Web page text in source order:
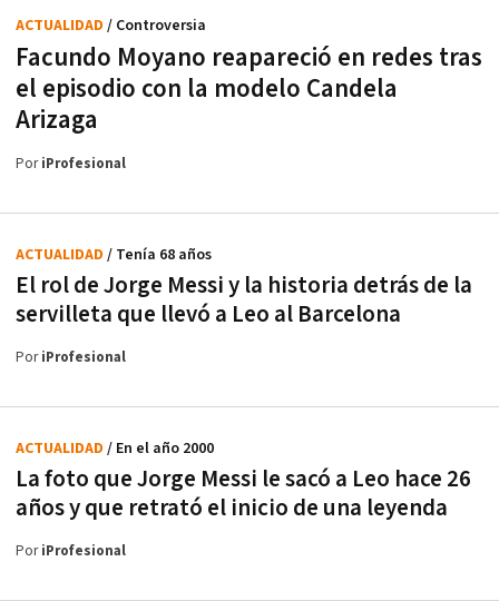
Facundo Moyano reapareció en redes tras
el episodio con la modelo Candela
Arizaga
ACTUALIDAD / Controversia
PoriProfesional
El rol de Jorge Messi y la historia detrás de la
servilleta que llevó a Leo al Barcelona
ACTUALIDAD / Tenía 68 años
PoriProfesional
La foto que Jorge Messi le sacó a Leo hace 26
años y que retrató el inicio de una leyenda
ACTUALIDAD / En el año 2000
PoriProfesional